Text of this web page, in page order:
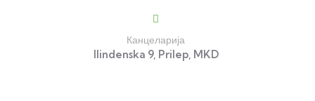
Канцеларија
Ilindenska 9, Prilep, MKD